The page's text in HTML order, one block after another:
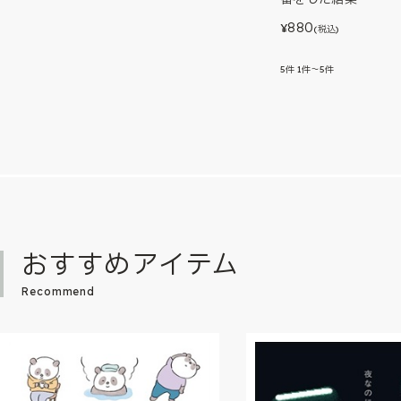
¥880(税込)
5件 1件～5件
おすすめアイテム
Recommend